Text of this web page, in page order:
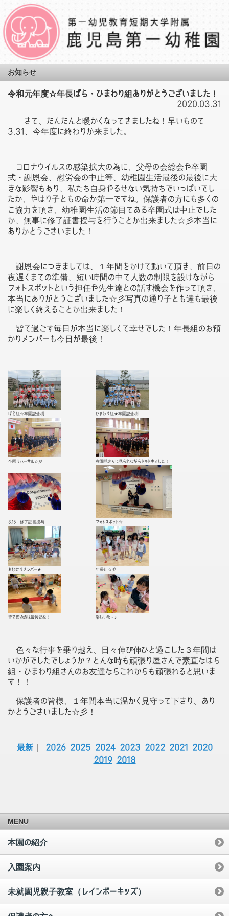
お知らせ
令和元年度☆年長ばら・ひまわり組ありがとうございました！
2020.03.31
さて、だんだんと暖かくなってきましたね！早いもので
3.31、今年度に終わりが来ました。
コロナウイルスの感染拡大の為に、父母の会総会や卒園
式・謝恩会、慰労会の中止等、幼稚園生活最後の最後に大
きな影響もあり、私たち自身やるせない気持ちでいっぱいでし
たが、やはり子どもの命が第一ですね。保護者の方にも多くの
ご協力を頂き、幼稚園生活の節目である卒園式は中止でした
が、無事に修了証書授与を行うことが出来ました☆彡本当に
ありがとうございました！
謝恩会につきましては、１年間をかけて動いて頂き、前日の
夜遅くまでの準備、短い時間の中で人数の制限を設けながら
フォトスポットという担任や先生達との話す機会を作って頂き、
本当にありがとうございました☆彡写真の通り子ども達も最後
に楽しく終えることが出来ました！
皆で過ごす毎日が本当に楽しくて幸せでした！年長組のお預
かりメンバーも今日が最後！
ばら組☆卒園記念樹 ひまわり組★卒園記念樹
卒園リハーサル☆彡 在園児さんに見られながらドキドキでした！
3.15 修了証書授与 フォトスポット☆
お預かりメンバー★ 年長組☆彡
皆で遊ぶのは最後だね！ 楽しいな～♪
色々な行事を乗り越え、日々伸び伸びと過ごした３年間は
いかがでしたでしょうか？どんな時も頑張り屋さんで素直なばら
組・ひまわり組さんのお友達ならこれからも頑張れると思いま
す！！
保護者の皆様、１年間本当に温かく見守って下さり、あり
がとうございました☆彡！
最新｜ 2026 2025 2024 2023 2022 2021
2020
2019 2018
MENU
本園の紹介
入園案内
未就園児親子教室（レインボーキッズ）